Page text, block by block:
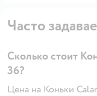
Часто
Сколько стоит
36?
Цена на Коньки